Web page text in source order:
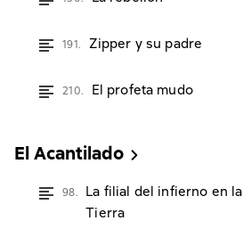
191. Zipper y su padre
210. El profeta mudo
El Acantilado
98.
La filial del infierno en la
Tierra